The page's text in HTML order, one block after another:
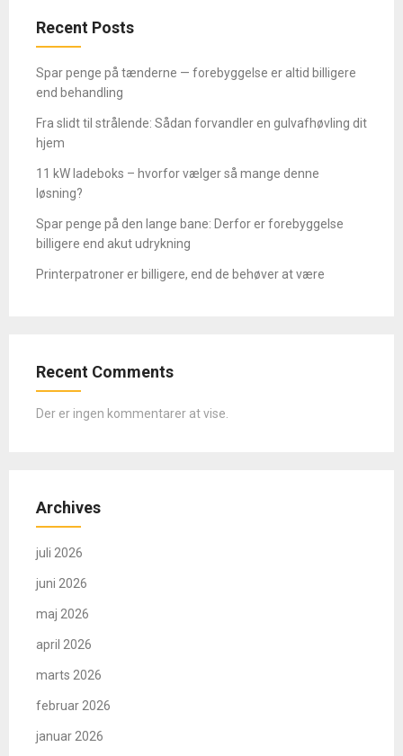
Recent Posts
Spar penge på tænderne — forebyggelse er altid billigere
end behandling
Fra slidt til strålende: Sådan forvandler en gulvafhøvling dit
hjem
11 kW ladeboks – hvorfor vælger så mange denne
løsning?
Spar penge på den lange bane: Derfor er forebyggelse
billigere end akut udrykning
Printerpatroner er billigere, end de behøver at være
Recent Comments
Der er ingen kommentarer at vise.
Archives
juli 2026
juni 2026
maj 2026
april 2026
marts 2026
februar 2026
januar 2026